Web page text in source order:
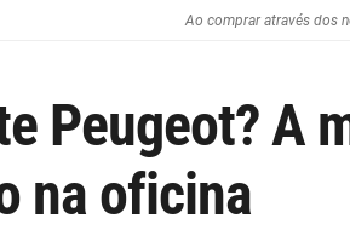
Ao comprar através dos
Peugeot? A
na oficina